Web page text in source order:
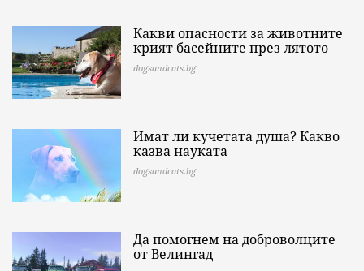
Какви опасности за животните
крият басейните през лятото
dogsandcats.bg
Имат ли кучетата душа? Какво
казва науката
dogsandcats.bg
Да помогнем на доброволците
от Велингад